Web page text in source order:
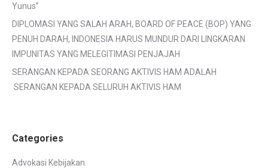
Yunus”
DIPLOMASI YANG SALAH ARAH, BOARD OF PEACE (BOP) YANG
PENUH DARAH, INDONESIA HARUS MUNDUR DARI LINGKARAN
IMPUNITAS YANG MELEGITIMASI PENJAJAH
SERANGAN KEPADA SEORANG AKTIVIS HAM ADALAH
SERANGAN KEPADA SELURUH AKTIVIS HAM
Categories
Advokasi Kebijakan